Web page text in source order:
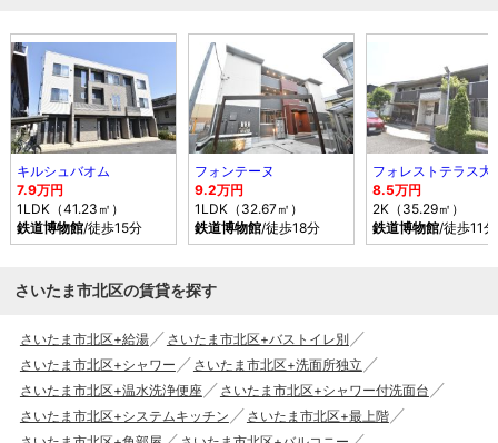
キルシュバオム
7.9万円
1LDK（41.23㎡）
鉄道博物館/徒歩15分
フォンテーヌ
9.2万円
1LDK（32.67㎡）
鉄道博物館/徒歩18分
フォレストテラス大
8.5万円
2K（35.29㎡）
鉄道博物館/徒歩11分
さいたま市北区の賃貸を探す
さいたま市北区+給湯
さいたま市北区+バストイレ別
さいたま市北区+シャワー
さいたま市北区+洗面所独立
さいたま市北区+温水洗浄便座
さいたま市北区+シャワー付洗面台
さいたま市北区+システムキッチン
さいたま市北区+最上階